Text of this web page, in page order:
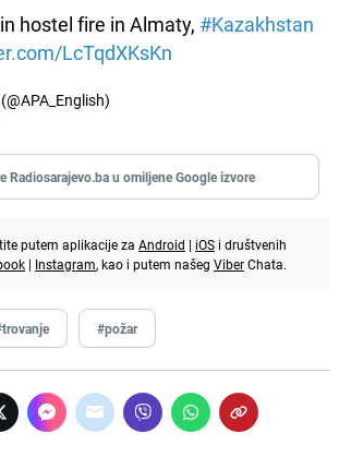
hostel fire in Almaty, #Kazakhstan
LcTqdXKsKn
Radiosarajevo.ba u omiljene Google izvore
putem aplikacije za Android | iOS i društvenih
| Instagram, kao i putem našeg ViberChata.
#požar